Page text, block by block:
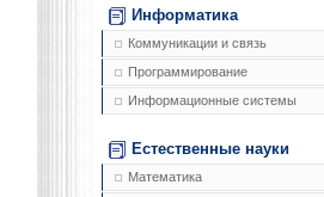
Информатика
Коммуникации и связь
Программирование
Информационные системы
Естественные науки
Математика